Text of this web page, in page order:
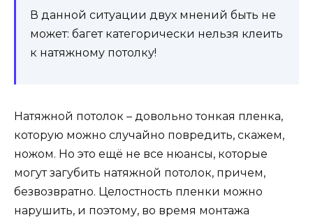
В данной ситуации двух мнений быть не
может: багет категорически нельзя клеить
к натяжному потолку!
Натяжной потолок – довольно тонкая пленка,
которую можно случайно повредить, скажем,
ножом. Но это ещё не все нюансы, которые
могут загубить натяжной потолок, причем,
безвозвратно. Целостность пленки можно
нарушить, и поэтому, во время монтажа